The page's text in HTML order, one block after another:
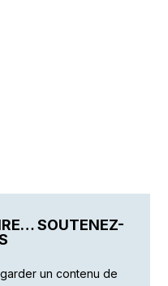
SOUTENEZ-
un contenu de